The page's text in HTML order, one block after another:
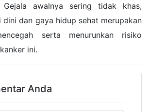
Gejala awalnya sering tidak khas,
dini dan gaya hidup sehat merupakan
serta menurunkan risiko
ini.
Anda